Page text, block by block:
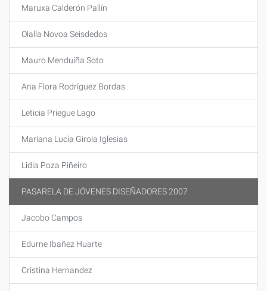
Maruxa Calderón Pallín
Olalla Novoa Seisdedos
Mauro Menduiña Soto
Ana Flora Rodríguez Bordas
Leticia Priegue Lago
Mariana Lucía Girola Iglesias
Lidia Poza Piñeiro
PASARELA DE JÓVENES DISEÑADORES 2007
Jacobo Campos
Edurne Ibañez Huarte
Cristina Hernandez